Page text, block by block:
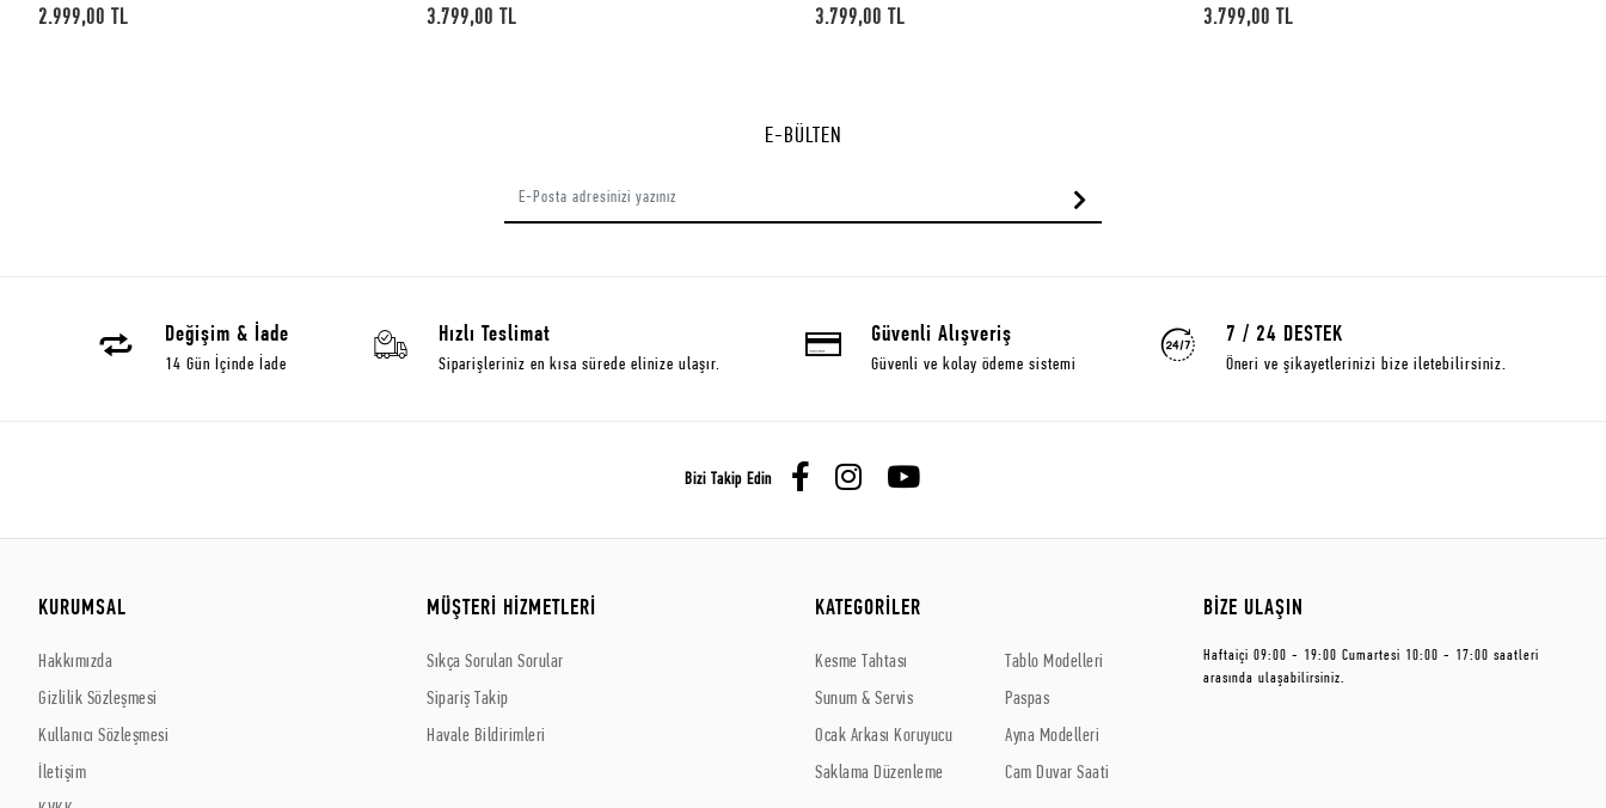
2.999,00 TL 3.799,00 TL 3.799,00 TL 3.799,00 TL
E-BÜLTEN
Değişim & İade
14 Gün İçinde İade
Hızlı Teslimat
Siparişleriniz en kısa sürede elinize ulaşır.
Güvenli Alışveriş
Güvenli ve kolay ödeme sistemi
7 / 24 DESTEK
Öneri ve şikayetlerinizi bize iletebilirsiniz.
Bizi Takip Edin
KURUMSAL
Hakkımızda
Gizlilik Sözleşmesi
Kullanıcı Sözleşmesi
İletişim
MÜŞTERİ HİZMETLERİ
Sıkça Sorulan Sorular
Sipariş Takip
Havale Bildirimleri
KATEGORİLER
Kesme Tahtası
Sunum & Servis
Ocak Arkası Koruyucu
Saklama Düzenleme
Tablo Modelleri
Paspas
Ayna Modelleri
Cam Duvar Saati
BİZE ULAŞIN
Haftaiçi 09:00 - 19:00 Cumartesi 10:00 - 17:00 saatleri
arasında ulaşabilirsiniz.